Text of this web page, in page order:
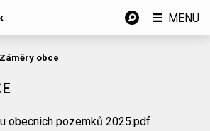
Záměry obce
obecnich pozemků 2025.pdf
MENU